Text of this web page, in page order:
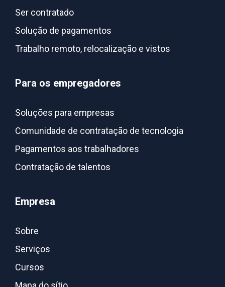
Ser contratado
Solução de pagamentos
Trabalho remoto, relocalização e vistos
Para os empregadores
Soluções para empresas
Comunidade de contratação de tecnologia
Pagamentos aos trabalhadores
Contratação de talentos
Empresa
Sobre
Serviços
Cursos